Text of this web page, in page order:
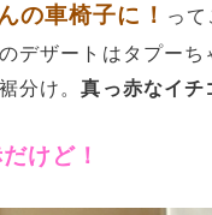
の車椅子に！ っ
デザートはタプーち
分け。真っ赤なイチ
けど！